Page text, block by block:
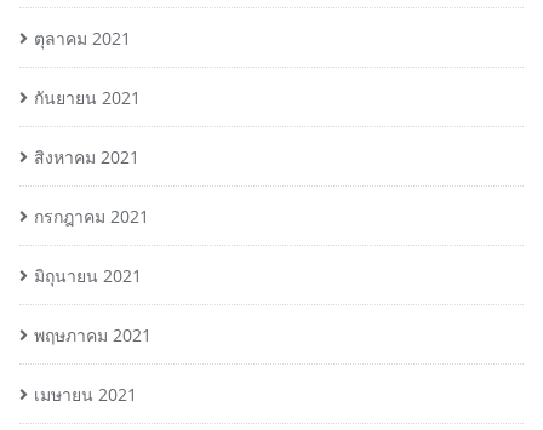
ตุลาคม 2021
กันยายน 2021
สิงหาคม 2021
กรกฎาคม 2021
มิถุนายน 2021
พฤษภาคม 2021
เมษายน 2021